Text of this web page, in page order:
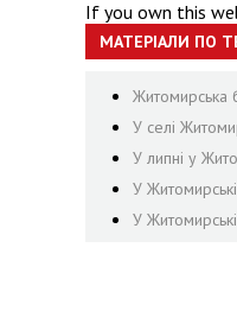
If you own this
МАТЕРІАЛИ ПО
Житомирська
У селі
У липні у
У
У